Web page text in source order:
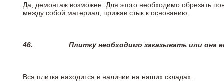
Да, демонтаж возможен. Для этого необходимо обрезать
между собой материал, прижав стык к основанию.
46. Плитку необходимо заказывать или она
Вся плитка находится в наличии на наших складах.